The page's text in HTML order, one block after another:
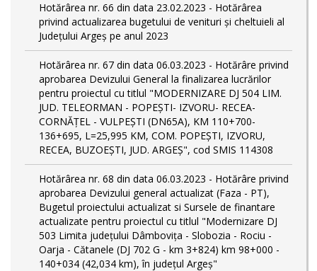
Hotărârea nr. 66 din data 23.02.2023 - Hotărârea
privind actualizarea bugetului de venituri și cheltuieli al
Județului Argeș pe anul 2023
Hotărârea nr. 67 din data 06.03.2023 - Hotărâre privind
aprobarea Devizului General la finalizarea lucrărilor
pentru proiectul cu titlul "MODERNIZARE DJ 504 LIM.
JUD. TELEORMAN - POPEŞTI- IZVORU- RECEA-
CORNĂŢEL - VULPEŞTI (DN65A), KM 110+700-
136+695, L=25,995 KM, COM. POPEŞTI, IZVORU,
RECEA, BUZOEŞTI, JUD. ARGEŞ", cod SMIS 114308
Hotărârea nr. 68 din data 06.03.2023 - Hotărâre privind
aprobarea Devizului general actualizat (Faza - PT),
Bugetul proiectului actualizat si Sursele de finantare
actualizate pentru proiectul cu titlul "Modernizare DJ
503 Limita județului Dâmbovița - Slobozia - Rociu -
Oarja - Cătanele (DJ 702 G - km 3+824) km 98+000 -
140+034 (42,034 km), în județul Argeș"